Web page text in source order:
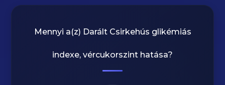
Mennyi a(z) Darált Csirkehús glikémiás
indexe, vércukorszint hatása?